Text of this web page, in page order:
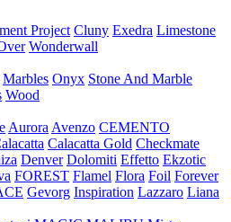
Project Cluny Exedra Limestone
Wonderwall
Marbles Onyx Stone And Marble
Wood
Aurora Avenzo CEMENTO
Calacatta Gold Checkmate
Denver Dolomiti Effetto Ekzotic
FOREST Flamel Flora Foil Forever
Gevorg Inspiration Lazzaro Liana